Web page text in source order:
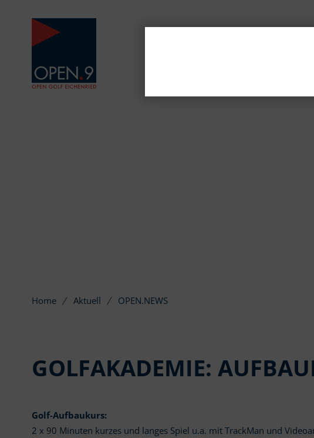
Home Aktuell OPEN.NEWS
GOLFAKADEMIE:
Golf-Aufbaukurs:
2 x 90 Minuten kurzes und langes Spiel u.a. mit TrackMan und